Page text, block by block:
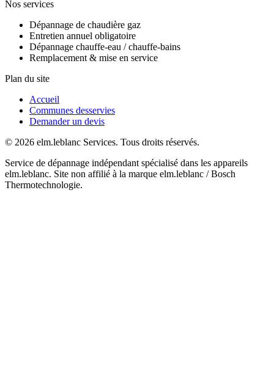
Nos services
Dépannage de chaudière gaz
Entretien annuel obligatoire
Dépannage chauffe-eau / chauffe-bains
Remplacement & mise en service
Plan du site
Accueil
Communes desservies
Demander un devis
© 2026 elm.leblanc Services. Tous droits réservés.
Service de dépannage indépendant spécialisé dans les appareils
elm.leblanc. Site non affilié à la marque elm.leblanc / Bosch
Thermotechnologie.